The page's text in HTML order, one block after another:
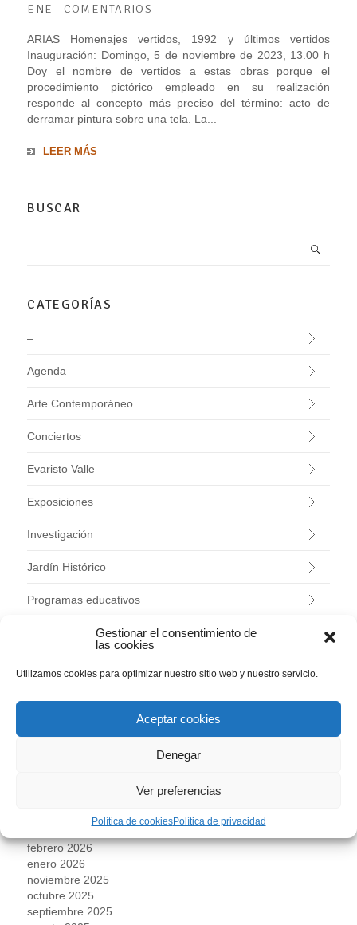
Gestionar el consentimiento de
las cookies
Utilizamos cookies para optimizar nuestro sitio web y nuestro servicio.
Aceptar cookies
Denegar
Ver preferencias
Política de cookiesPolítica de privacidad
ENE COMENTARIOS
ARIAS Homenajes vertidos, 1992 y últimos vertidos
Inauguración: Domingo, 5 de noviembre de 2023, 13.00 h
Doy el nombre de vertidos a estas obras porque el
procedimiento pictórico empleado en su realización
responde al concepto más preciso del término: acto de
derramar pintura sobre una tela. La...
LEER MÁS
BUSCAR
CATEGORÍAS
–
Agenda
Arte Contemporáneo
Conciertos
Evaristo Valle
Exposiciones
Investigación
Jardín Histórico
Programas educativos
febrero 2026
enero 2026
noviembre 2025
octubre 2025
septiembre 2025